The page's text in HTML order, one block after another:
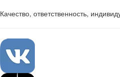
Качество, ответственность,